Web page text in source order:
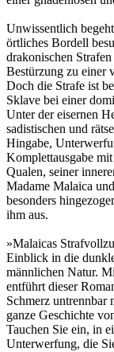
Unwissentlich
örtliches Bordell
drakonischen
Bestürzung zu einer
Doch die Strafe ist
Sklave bei einer
Unter der eisernen
sadistischen und
Hingabe,
Komplettausgabe
Qualen, seiner
Madame Malaica
besonders
ihm aus.
»Malaicas
Einblick in die
männlichen Natur.
entführt dieser
Schmerz untrennbar
ganze Geschichte
Tauchen Sie ein, in
Unterwerfung, die